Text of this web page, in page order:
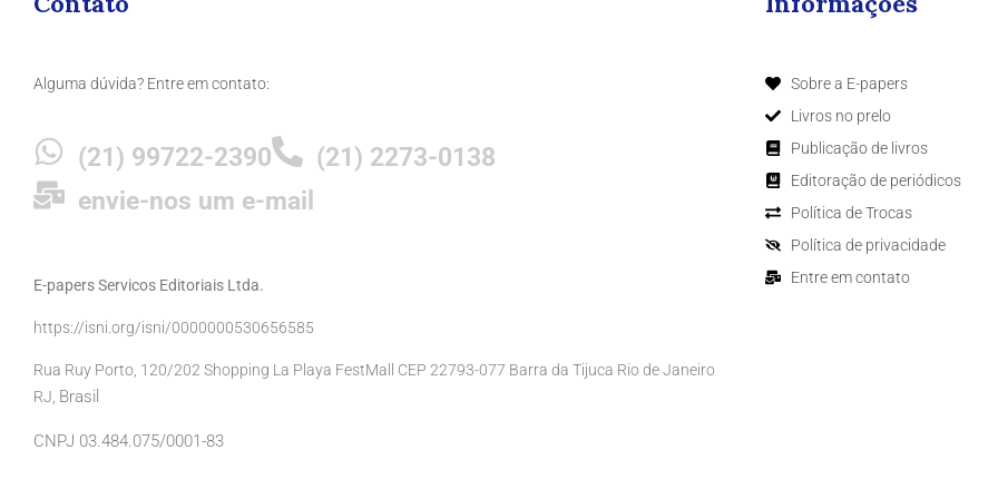
Alguma dúvida? Entre em contato:
(21) 99722-2390
(21) 2273-0138
envie-nos um e-mail
E-papers Servicos Editoriais Ltda.
https://isni.org/isni/0000000530656585
Rua Ruy Porto, 120/202 Shopping La Playa FestMall CEP 22793-077 Barra da Tijuca Rio de Janeiro
RJ, Brasil
CNPJ 03.484.075/0001-83
Sobre a E-papers
Livros no prelo
Publicação de livros
Editoração de periódicos
Política de Trocas
Política de privacidade
Entre em contato